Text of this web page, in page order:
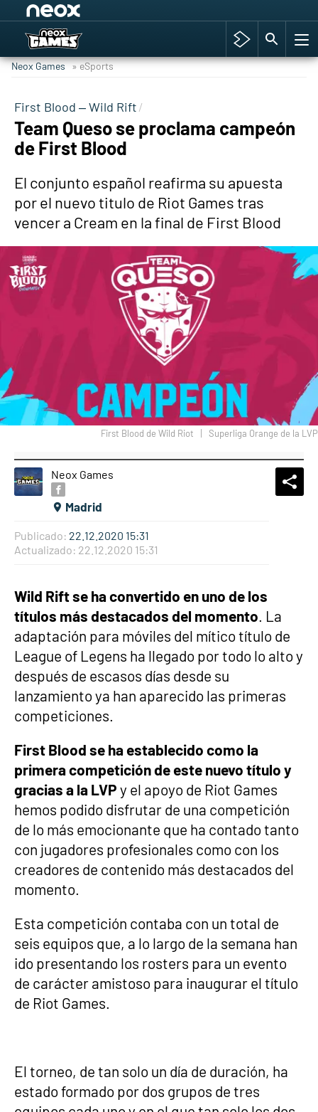
Hyrule Warriors: La Era del Cataclismo
Cyberpunk 2077
Neox Games » eSports
First Blood – Wild Rift
Team Queso se proclama campeón
de First Blood
El conjunto español reafirma su apuesta
por el nuevo titulo de Riot Games tras
vencer a Cream en la final de First Blood
Superliga Orange de la LVP
First Blood de Wild Riot
Neox Games
Madrid
Publicado: 22.12.2020 15:31
Actualizado: 22.12.2020 15:31
Wild Rift se ha convertido en uno de los
títulos más destacados del momento. La
adaptación para móviles del mítico título de
League of Legens ha llegado por todo lo alto y
después de escasos días desde su
lanzamiento ya han aparecido las primeras
competiciones.
First Blood se ha establecido como la
primera competición de este nuevo título y
gracias a la LVP y el apoyo de Riot Games
hemos podido disfrutar de una competición
de lo más emocionante que ha contado tanto
con jugadores profesionales como con los
creadores de contenido más destacados del
momento.
Esta competición contaba con un total de
seis equipos que, a lo largo de la semana han
ido presentando los rosters para un evento
de carácter amistoso para inaugurar el título
de Riot Games.
El torneo, de tan solo un día de duración, ha
estado formado por dos grupos de tres